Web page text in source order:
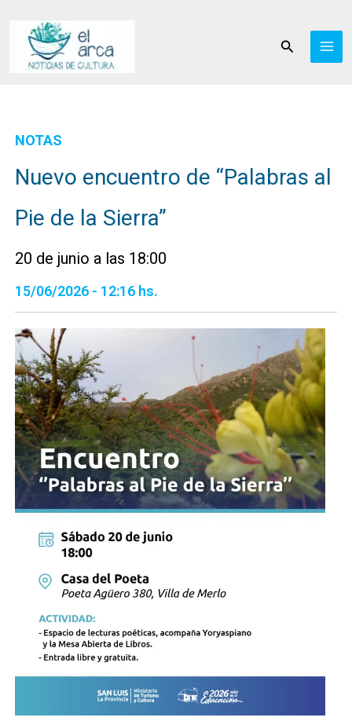
contenido
Buscar
NOTAS
Nuevo encuentro de “Palabras al
Pie de la Sierra”
20 de junio a las 18:00
15/06/2026 - 12:16 hs.